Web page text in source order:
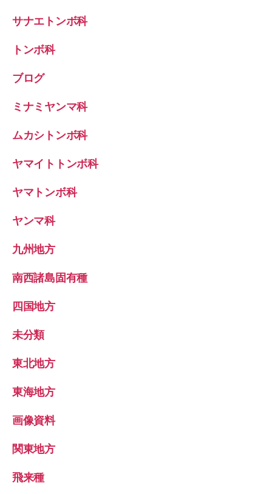
サナエトンボ科
トンボ科
ブログ
ミナミヤンマ科
ムカシトンボ科
ヤマイトトンボ科
ヤマトンボ科
ヤンマ科
九州地方
南西諸島固有種
四国地方
未分類
東北地方
東海地方
画像資料
関東地方
飛来種